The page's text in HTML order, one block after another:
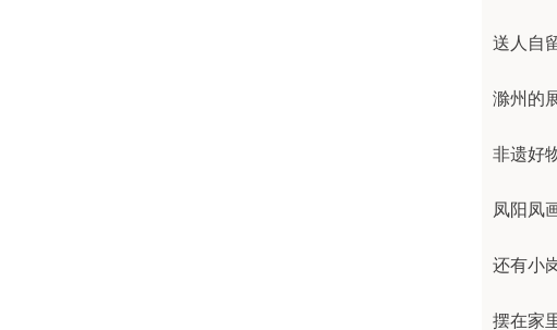
送人自
滁州的
非遗好
凤阳凤
还有小
摆在家